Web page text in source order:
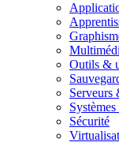
Outils &
Serveurs
Sécurité